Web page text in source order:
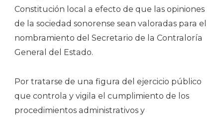
Constitución local a efecto de que las opiniones
de la sociedad sonorense sean valoradas para el
nombramiento del Secretario de la Contraloría
General del Estado.
Por tratarse de una figura del ejercicio público
que controla y vigila el cumplimiento de los
procedimientos administrativos y